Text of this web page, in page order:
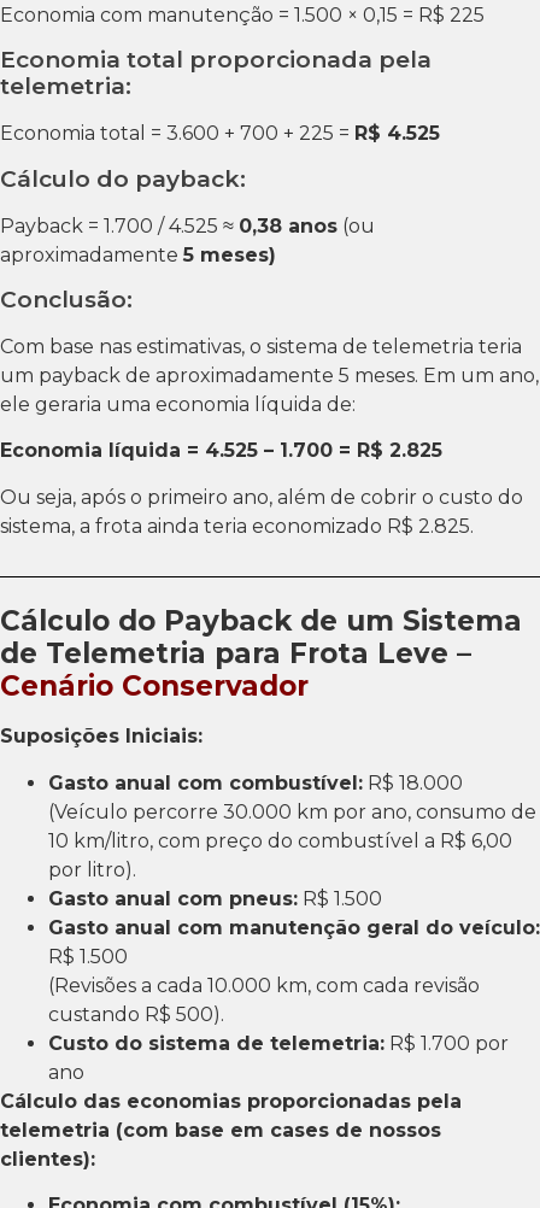
Economia com manutenção = 1.500 × 0,15 = R$ 225
Economia total proporcionada pela
telemetria:
Economia total = 3.600 + 700 + 225 = R$ 4.525
Cálculo do payback:
Payback = 1.700 / 4.525 ≈ 0,38 anos (ou
aproximadamente 5 meses)
Conclusão:
Com base nas estimativas, o sistema de telemetria teria
um payback de aproximadamente 5 meses. Em um ano,
ele geraria uma economia líquida de:
Economia líquida = 4.525 – 1.700 = R$ 2.825
Ou seja, após o primeiro ano, além de cobrir o custo do
sistema, a frota ainda teria economizado R$ 2.825.
Cálculo do Payback de um Sistema
de Telemetria para Frota Leve –
Cenário Conservador
Suposições Iniciais:
Gasto anual com combustível: R$ 18.000
(Veículo percorre 30.000 km por ano, consumo de
10 km/litro, com preço do combustível a R$ 6,00
por litro).
Gasto anual com pneus: R$ 1.500
Gasto anual com manutenção geral do veículo:
R$ 1.500
(Revisões a cada 10.000 km, com cada revisão
custando R$ 500).
Custo do sistema de telemetria: R$ 1.700 por
ano
Cálculo das economias proporcionadas pela
telemetria (com base em cases de nossos
clientes):